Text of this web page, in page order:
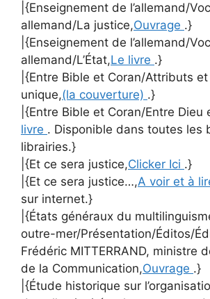
|{Enseignement de l’allemand/
allemand/La justice,Ouvrage .}
|{Enseignement de l’allemand/
allemand/L’État,Le livre .}
|{Entre Bible et Coran/Attributs
unique,(la couverture) .}
|{Entre Bible et Coran/Entre Dieu
livre . Disponible dans toutes les
librairies.}
|{Et ce sera justice,Clicker Ici .}
|{Et ce sera justice…,A voir et à
sur internet.}
|{États généraux du
outre-mer/Présentation/Éditos/
Frédéric MITTERRAND, ministre
de la Communication,Ouvrage .}
|{Étude historique sur